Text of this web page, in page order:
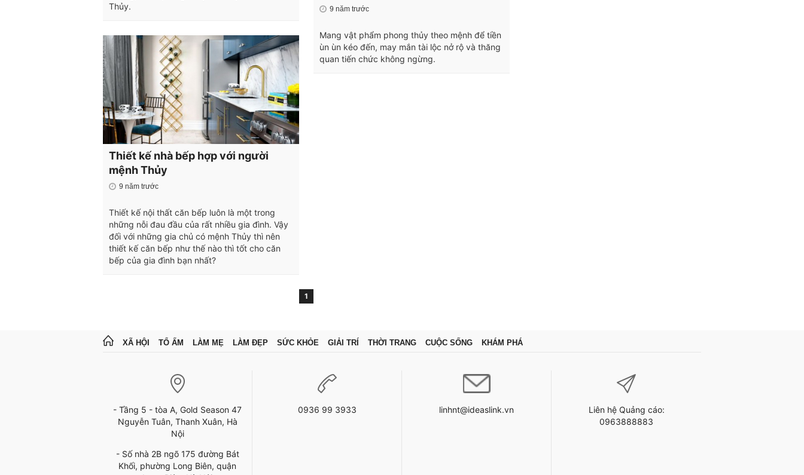
Thủy.
Thiết kế nhà bếp hợp với người
mệnh Thủy
9 năm trước
Thiết kế nội thất căn bếp luôn là một trong
những nỗi đau đầu của rất nhiều gia đình. Vậy
đối với những gia chủ có mệnh Thủy thì nên
thiết kế căn bếp như thế nào thì tốt cho căn
bếp của gia đình bạn nhất?
9 năm trước
Mang vật phẩm phong thủy theo mệnh để tiền
ùn ùn kéo đến, may mắn tài lộc nở rộ và thăng
quan tiến chức không ngừng.
1
XÃ HỘI TỔ ẤM LÀM MẸ LÀM ĐẸP SỨC KHỎE GIẢI TRÍ THỜI TRANG CUỘC SỐNG KHÁM PHÁ
- Tầng 5 - tòa A, Gold Season 47
Nguyễn Tuân, Thanh Xuân, Hà
Nội
- Số nhà 2B ngõ 175 đường Bát
Khối, phường Long Biên, quận
0936 99 3933 linhnt@ideaslink.vn
Liên hệ Quảng cáo:
0963888883